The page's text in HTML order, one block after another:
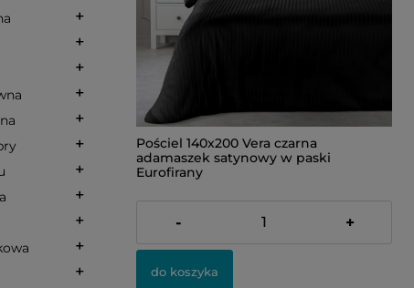
Pościel 140x200 Vera czarna
adamaszek satynowy w paski
Eurofirany
121,00 zł
- +
do koszyka